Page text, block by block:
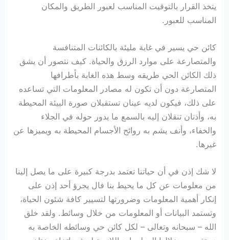
يتخذ القرار بالتوقيت المناسب لعبور الطريق والمكان
المناسب للعبور.
كائن حي يسير في غابة مليئة بالكائنات المتنافسة
والمتصارعة على موارد الرزق والحياة. كيف نتصور أن يشق
ذلك الكائن الحي طريقه وسط هذه الغابة بأطرافها
المتصارعة دون أن تكون له مصادر المعلومات التي تساعده
على ذلك، فيكون لديه عينان تستقبلان صورة البيئة المحيطة
به، وأذنان تنقلان إليه بالسمع ما يدور حوله في الجلاء
والخفاء، وأنف يشم به روائح الأجسام المحيطة به ويميزها عن
غيرها.
لا شك إذن في أن حياتنا تعتمد بدرجة كبيرة على ما يصل إلينا
من معلومات عن كل ما يحيط بنا فال يجرؤ أحد إذن على
إنكار أهمية المعلومات وضرورتها لتسيير كافة شئون الحياة،
وتستمد البيانات أو المعلومات من خلال وسائط. ولقد خلق
الله – سبحانه وتعالى – لكل كائن حي وسائطه الخاصة به